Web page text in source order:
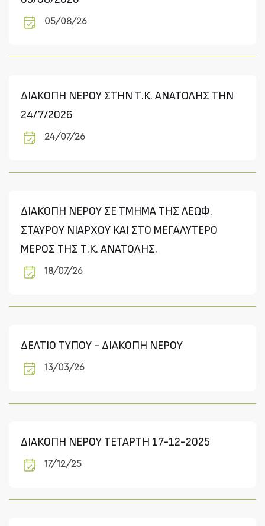
05/08/26
ΔΙΑΚΟΠΗ ΝΕΡΟΥ ΣΤΗΝ Τ.Κ. ΑΝΑΤΟΛΗΣ THN
24/7/2026
24/07/26
ΔΙΑΚΟΠΗ ΝΕΡΟΥ ΣΕ ΤΜΗΜΑ ΤΗΣ ΛΕΩΦ.
ΣΤΑΥΡΟΥ ΝΙΑΡΧΟΥ ΚΑΙ ΣΤΟ ΜΕΓΑΛΥΤΕΡΟ
ΜΕΡΟΣ ΤΗΣ Τ.Κ. ΑΝΑΤΟΛΗΣ.
18/07/26
ΔΕΛΤΙΟ ΤΥΠΟΥ - ΔΙΑΚΟΠΗ ΝΕΡΟΥ
13/03/26
ΔΙΑΚΟΠΗ ΝΕΡΟΥ ΤΕΤΑΡΤΗ 17-12-2025
17/12/25